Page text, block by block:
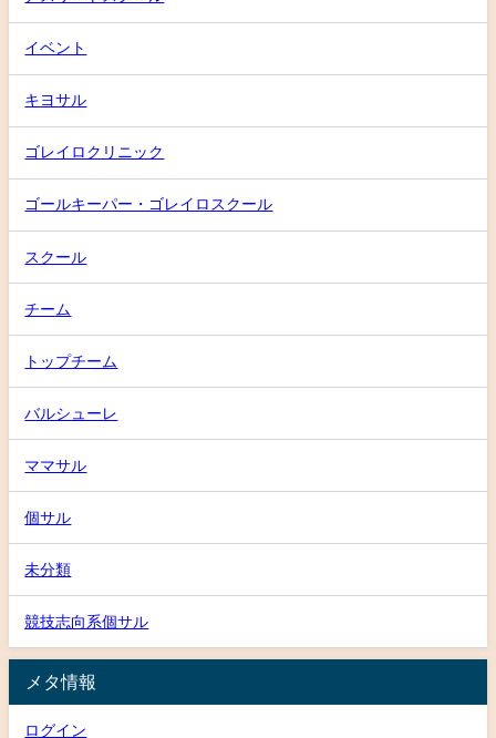
イベント
キヨサル
ゴレイロクリニック
ゴールキーパー・ゴレイロスクール
スクール
チーム
トップチーム
バルシューレ
ママサル
個サル
未分類
競技志向系個サル
メタ情報
ログイン